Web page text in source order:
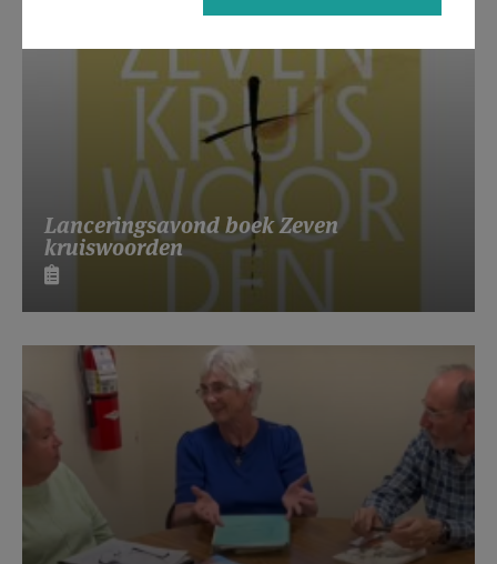
Lanceringsavond boek Zeven
kruiswoorden